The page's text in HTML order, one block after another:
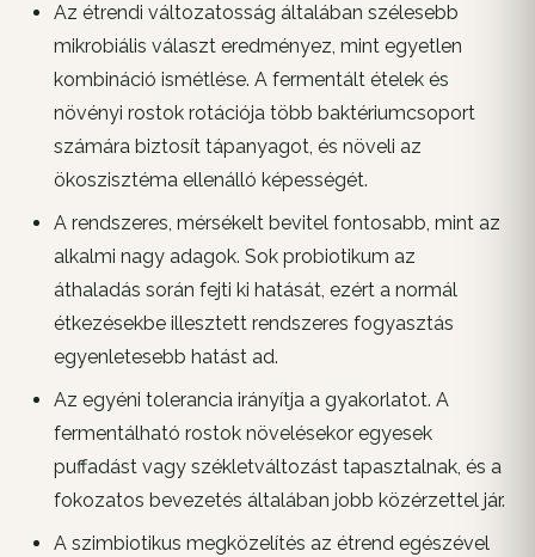
Az étrendi változatosság általában szélesebb
mikrobiális választ eredményez, mint egyetlen
kombináció ismétlése. A fermentált ételek és
növényi rostok rotációja több baktériumcsoport
számára biztosít tápanyagot, és növeli az
ökoszisztéma ellenálló képességét.
A rendszeres, mérsékelt bevitel fontosabb, mint az
alkalmi nagy adagok. Sok probiotikum az
áthaladás során fejti ki hatását, ezért a normál
étkezésekbe illesztett rendszeres fogyasztás
egyenletesebb hatást ad.
Az egyéni tolerancia irányítja a gyakorlatot. A
fermentálható rostok növelésekor egyesek
puffadást vagy székletváltozást tapasztalnak, és a
fokozatos bevezetés általában jobb közérzettel jár.
A szimbiotikus megközelítés az étrend egészével